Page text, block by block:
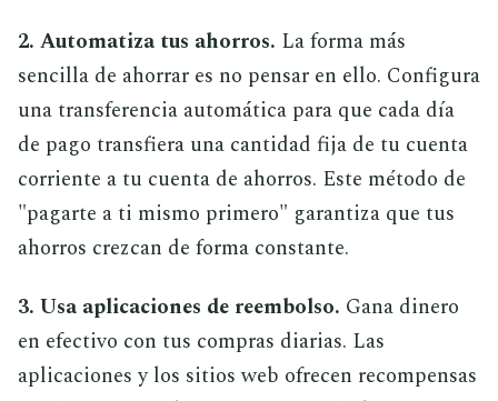
2. Automatiza tus ahorros. La forma más
sencilla de ahorrar es no pensar en ello. Configura
una transferencia automática para que cada día
de pago transfiera una cantidad fija de tu cuenta
corriente a tu cuenta de ahorros. Este método de
"pagarte a ti mismo primero" garantiza que tus
ahorros crezcan de forma constante.
3. Usa aplicaciones de reembolso. Gana dinero
en efectivo con tus compras diarias. Las
aplicaciones y los sitios web ofrecen recompensas